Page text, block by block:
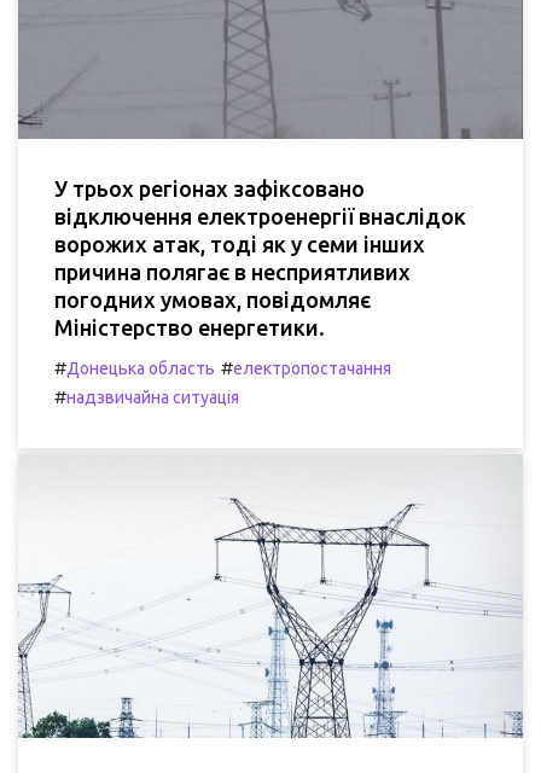
У трьох регіонах зафіксовано
відключення електроенергії внаслідок
ворожих атак, тоді як у семи інших
причина полягає в несприятливих
погодних умовах, повідомляє
Міністерство енергетики.
#Донецька область #електропостачання
#надзвичайна ситуація